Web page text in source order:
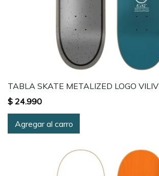
TABLA SKATE METALIZED LOGO VILIV
$ 24.990
Agregar al carro